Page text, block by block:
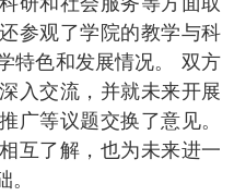
参观了学院的教学与科
特色和发展情况。 双方
入交流，并就未来开展
广等议题交换了意见。
互了解，也为未来进一